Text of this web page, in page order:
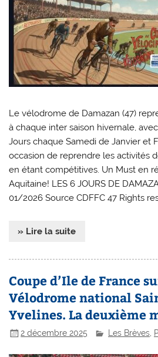
Le vélodrome de Damazan (47)
à chaque inter saison hivernale,
Jours chaque Samedi de Janvier et
occasion de reprendre les activités
en étant compétitives. Un Must en
Aquitaine! LES 6 JOURS DE
01/2026 Source CDFFC 47 Rights
» Lire la suite
Coupe d’Ile de France
Vélodrome national
Yvelines. La deuxième
2 décembre 2025 Les Brèves